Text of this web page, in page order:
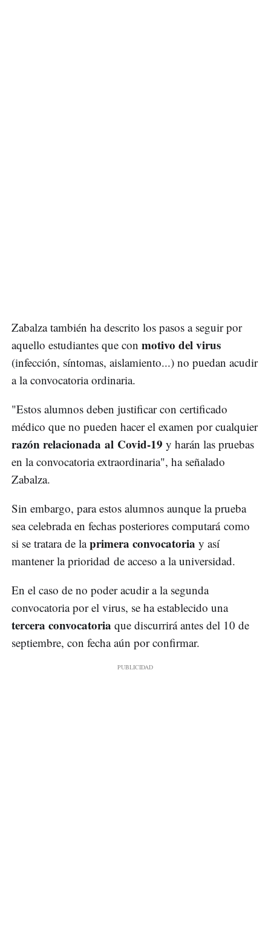
Zabalza también ha descrito los pasos a seguir por
aquello estudiantes que con motivo del virus
(infección, síntomas, aislamiento...) no puedan acudir
a la convocatoria ordinaria.
"Estos alumnos deben justificar con certificado
médico que no pueden hacer el examen por cualquier
razón relacionada al Covid-19 y harán las pruebas
en la convocatoria extraordinaria", ha señalado
Zabalza.
Sin embargo, para estos alumnos aunque la prueba
sea celebrada en fechas posteriores computará como
si se tratara de laprimera convocatoria y así
mantener la prioridad de acceso a la universidad.
En el caso de no poder acudir a la segunda
convocatoria por el virus, se ha establecido una
tercera convocatoria que discurrirá antes del 10 de
septiembre, con fecha aún por confirmar.